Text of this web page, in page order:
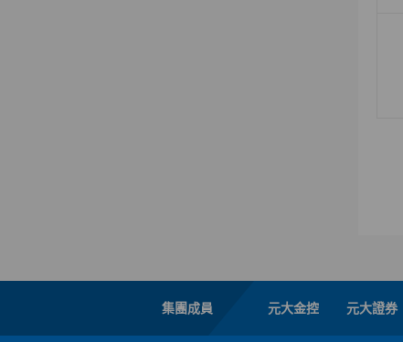
集團成員 元大金控 元大證券